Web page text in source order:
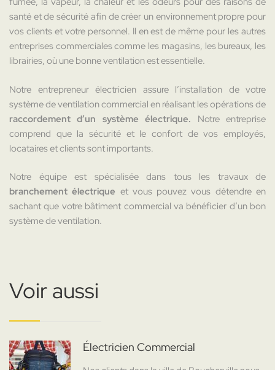
santé et de sécurité afin de créer un environnement propre pour
vos clients et votre personnel. Il en est de même pour les autres
entreprises commerciales comme les magasins, les bureaux, les
librairies, où une bonne ventilation est essentielle.
Notre entrepreneur électricien assure l’installation de votre
système de ventilation commercial en réalisant les opérations de
raccordement d’un système électrique. Notre entreprise
comprend que la sécurité et le confort de vos employés,
locataires et clients sont importants.
Notre équipe est spécialisée dans tous les travaux de
branchement électrique et vous pouvez vous détendre en
sachant que votre bâtiment commercial va bénéficier d’un bon
système de ventilation.
Voir aussi
Électricien Commercial